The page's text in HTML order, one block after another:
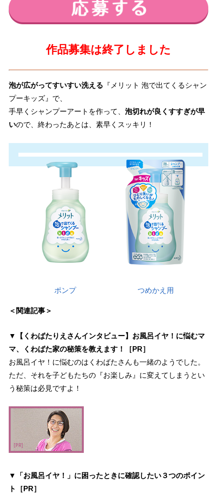
作品募集は終了しました
泡が広がってすいすい洗える 『メリット 泡で出てくるシャン
プーキッズ』で、
手早くシャンプーアートを作って、 泡切れが良くすすぎが早
いので、終わったあとは、素早くスッキリ！
ポンプ つめかえ用
＜関連記事＞
▼
【くわばたりえさんインタビュー】お風呂イヤ！に悩むマ
マ、くわばた家の秘策を教えます！［PR］
お風呂イヤ！に悩むのはくわばたさんも一緒のようでした。
ただ、それを子どもたちの『お楽しみ』に変えてしまうとい
う秘策は必見ですよ！
▼
「お風呂イヤ！」に困ったときに確認したい３つのポイン
ト［PR］